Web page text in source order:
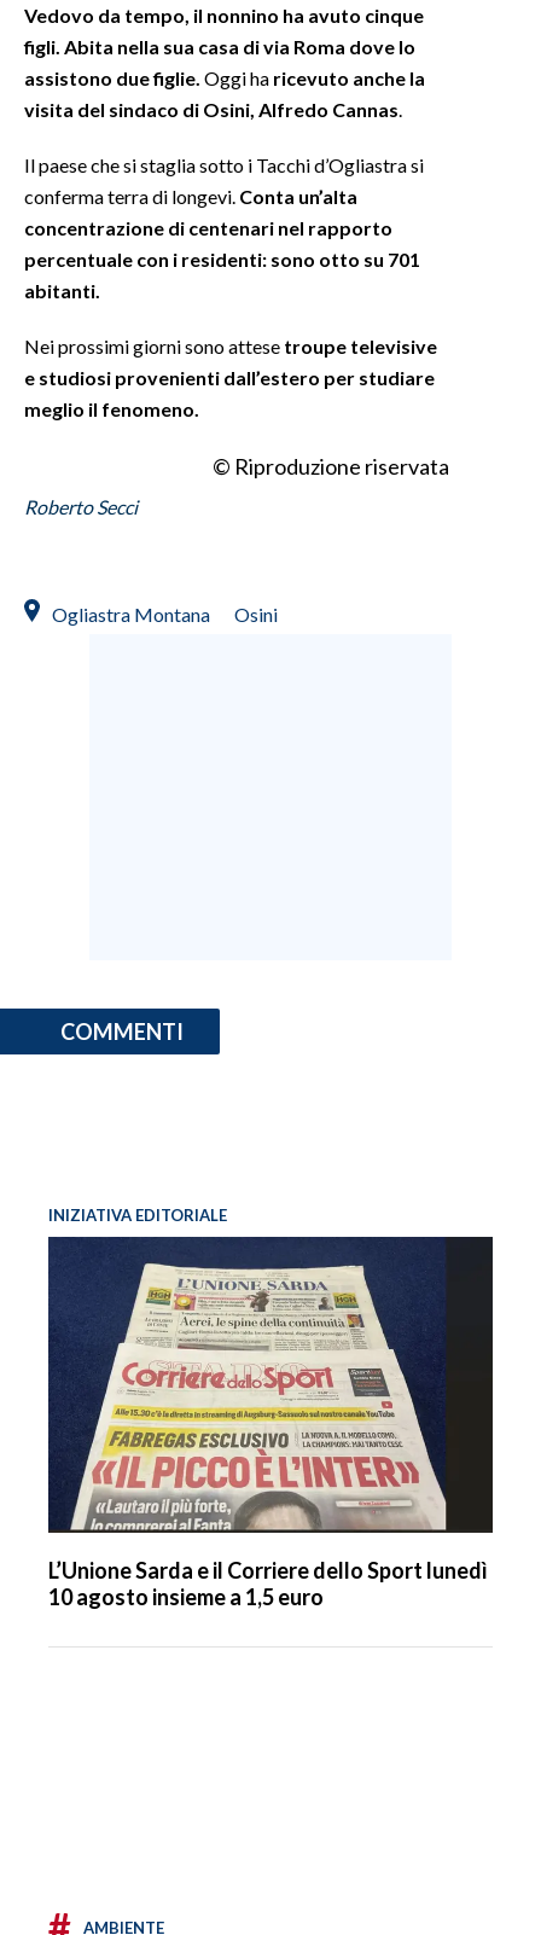
SARDI NEL MONDO
#CARAUNIONE
INSULARITÀ
INFO AZIENDE
ABBONATI
PUBBLICITÀ
Vedovo da tempo, il nonnino ha avuto cinque
figli. Abita nella sua casa di via Roma dove lo
assistono due figlie. Oggi ha ricevuto anche la
visita del sindaco di Osini, Alfredo Cannas
Il paese che si staglia sotto i Tacchi d’Ogliastra si
conferma terra di longevi. Conta un’alta
concentrazione di centenari nel rapporto
percentuale con i residenti: sono otto su 701
abitanti.
Nei prossimi giorni sono attese troupe televisive
e studiosi provenienti dall’estero per studiare
meglio il fenomeno.
© Riproduzione riservata
Roberto Secci
Ogliastra Montana Osini
COMMENTI
INIZIATIVA EDITORIALE
L’Unione Sarda e il Corriere dello Sport lunedì
10 agosto insieme a 1,5 euro
AMBIENTE